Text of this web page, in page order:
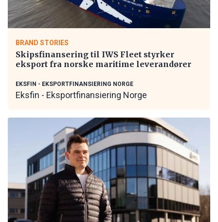
BRAND STORIES
Skipsfinansering til IWS Fleet styrker
eksport fra norske maritime leverandører
EKSFIN - EKSPORTFINANSIERING NORGE
Eksfin - Eksportfinansiering Norge